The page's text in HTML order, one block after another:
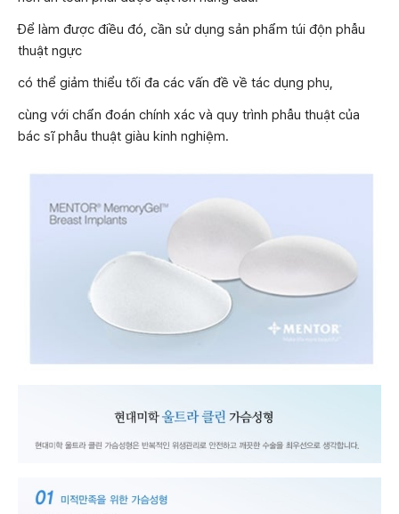
Để làm được điều đó, cần sử dụng sản phẩm túi độn phẫu
thuật ngực
có thể giảm thiểu tối đa các vấn đề về tác dụng phụ,
cùng với chẩn đoán chính xác và quy trình phẫu thuật của
bác sĩ phẫu thuật giàu kinh nghiệm.